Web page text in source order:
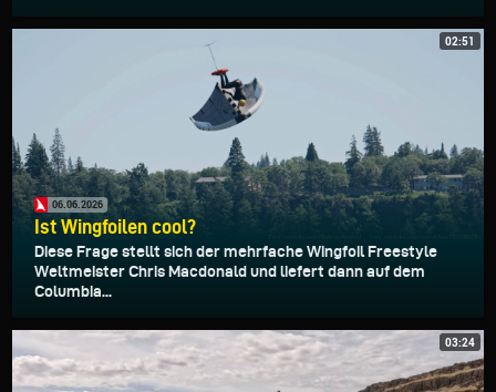
02:51
06.06.2026
Ist Wingfoilen cool?
Diese Frage stellt sich der mehrfache Wingfoil Freestyle
Weltmeister Chris Macdonald und liefert dann auf dem
Columbia...
03:24